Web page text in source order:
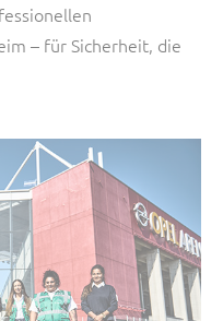
– für Sicherheit, die